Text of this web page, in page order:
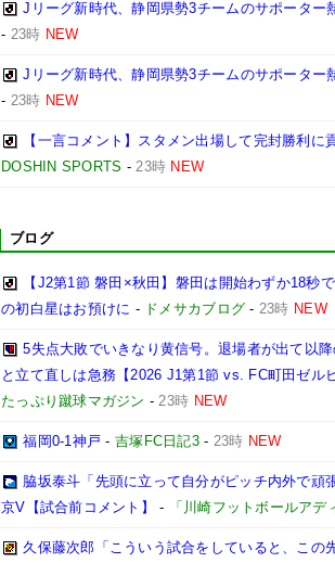
Jリーグ新時代、静岡県勢3チームのサポータ
- 23時 NEW
Jリーグ新時代、静岡県勢3チームのサポータ
- 23時 NEW
【一言コメント】スタメン出場して完封勝利
DOSHIN SPORTS -23時 NEW
ブログ
【J2第1節 磐田×秋田】磐田は開始わずか18秒
の初白星はお預けに - ドメサカブログ - 23時 NEW
5失点大敗でいきなり黄信号。退場者が出て以
と立て直しは急務【2026 J1第1節 vs. FC町田ゼル
たっぷり蹴球マガジン -23時 NEW
福岡0-1神戸 - 吉塚FC日記3- 23時 NEW
脇坂泰斗「先頭に立って自分がピッチ内外で
京V【試合前コメント】
- 「川崎フットボールアデ
久保藤次郎「こういう試合をしていると、こ